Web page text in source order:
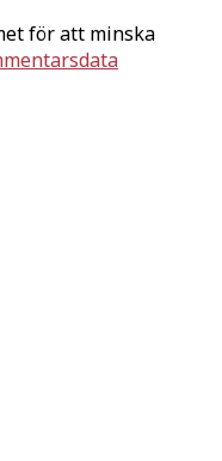
för att minska